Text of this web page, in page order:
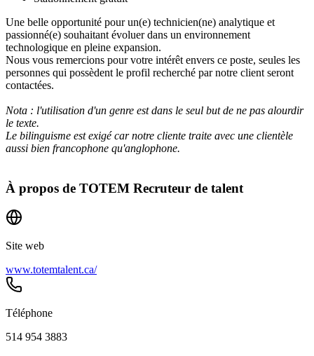
Une belle opportunité pour un(e) technicien(ne) analytique et
passionné(e) souhaitant évoluer dans un environnement
technologique en pleine expansion.
Nous vous remercions pour votre intérêt envers ce poste, seules les
personnes qui possèdent le profil recherché par notre client seront
contactées.
Nota : l'utilisation d'un genre est dans le seul but de ne pas alourdir
le texte.
Le bilinguisme est exigé car notre cliente traite avec une clientèle
aussi bien francophone qu'anglophone.
À propos de TOTEM Recruteur de talent
Site web
www.totemtalent.ca/
Téléphone
514 954 3883